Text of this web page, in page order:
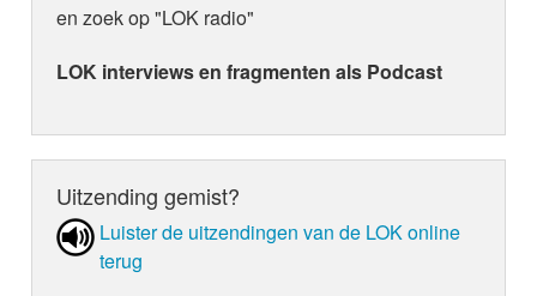
en zoek op "LOK radio"
LOK interviews en fragmenten als Podcast
Uitzending gemist?
Luister de uit­zen­din­gen van de LOK online
terug